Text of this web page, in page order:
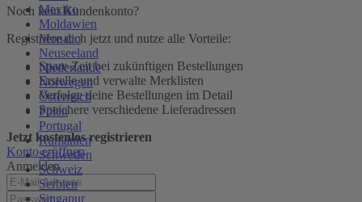
Mexiko
Moldawien
Monaco
Neuseeland
Niederlande
Norwegen
Österreich
Polen
Portugal
Rumänien
Schweden
Schweiz
Serbien
Singapur
Noch kein Kundenkonto?
Registriere dich jetzt und nutze alle Vorteile:
Spare Zeit bei zukünftigen Bestellungen
Erstelle und verwalte Merklisten
Verfolge deine Bestellungen im Detail
Speichere verschiedene Lieferadressen
Jetzt kostenlos registrieren
Konto eröffnen
Anmelden